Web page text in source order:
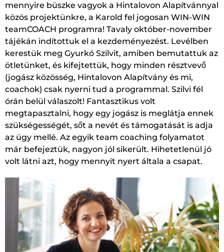
mennyire büszke vagyok a Hintalovon Alapítvánnyal
közös projektünkre, a Karold fel jogosan WIN-WIN
teamCOACH programra! Tavaly október-november
tájékán indítottuk el a kezdeményezést. Levélben
kerestük meg Gyurkó Szilvit, amiben bemutattuk az
ötletünket, és kifejtettük, hogy minden résztvevő
(jogász közösség, Hintalovon Alapítvány és mi,
coachok) csak nyerni tud a programmal. Szilvi fél
órán belül válaszolt! Fantasztikus volt
megtapasztalni, hogy egy jogász is meglátja ennek
szükségességét, sőt a nevét és támogatását is adja
az ügy mellé. Az egyik team coaching folyamatot
már befejeztük, nagyon jól sikerült. Hihetetlenül jó
volt látni azt, hogy mennyit nyert általa a csapat.